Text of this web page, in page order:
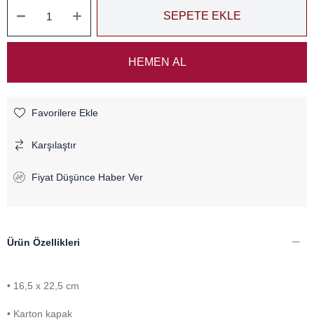
Favorilere Ekle
Karşılaştır
Fiyat Düşünce Haber Ver
Ürün Özellikleri
• 16,5 x 22,5 cm
• Karton kapak